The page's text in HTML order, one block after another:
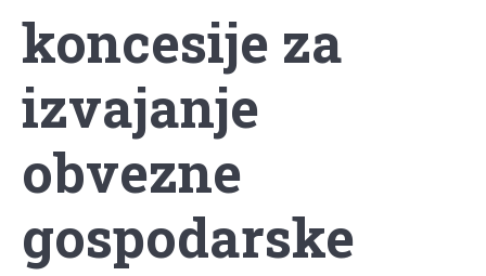
koncesije za
izvajanje
obvezne
gospodarske